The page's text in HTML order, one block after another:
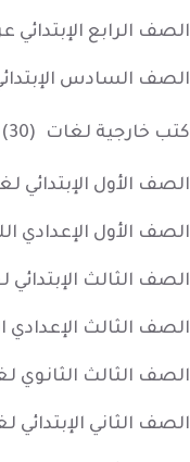
الصف الرابع الإبتدائي
الصف السادس
كتب خارجية لغات (30)
الصف الأول الإبتدائي
الصف الأول الإعدادي
الصف الثالث الإبتدائي
الصف الثالث الإعدادي
الصف الثالث الثانوي
الصف الثاني الإبتدائي